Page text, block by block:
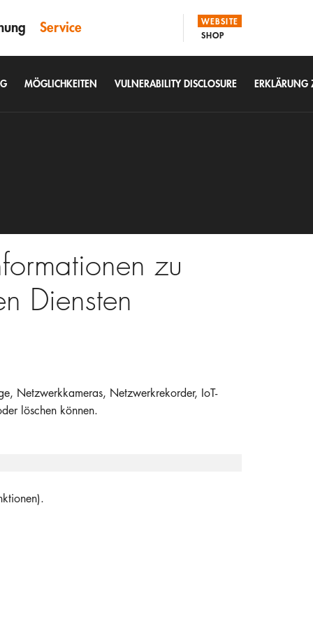
WEBSITE
SHOP
Service
MÖGLICHKEITEN VULNERABILITY DISCLOSURE ERKLÄRUNG
zu
Diensten
Netzwerkkameras, Netzwerkrekorder, IoT-
löschen können.